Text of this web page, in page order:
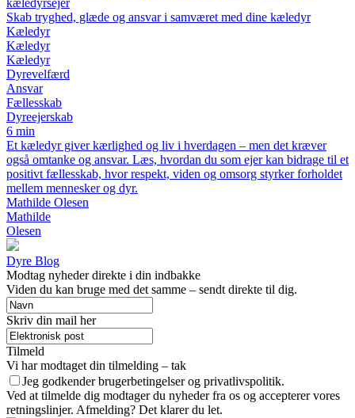
kæledyrsejer
Skab tryghed, glæde og ansvar i samværet med dine kæledyr
Kæledyr
Kæledyr
Kæledyr
Dyrevelfærd
Ansvar
Fællesskab
Dyreejerskab
6 min
Et kæledyr giver kærlighed og liv i hverdagen – men det kræver
også omtanke og ansvar. Læs, hvordan du som ejer kan bidrage til et
positivt fællesskab, hvor respekt, viden og omsorg styrker forholdet
mellem mennesker og dyr.
Mathilde Olesen
Mathilde
Olesen
Dyre Blog
Modtag nyheder direkte i din indbakke
Viden du kan bruge med det samme – sendt direkte til dig.
Skriv din mail her
Tilmeld
Vi har modtaget din tilmelding – tak
Jeg godkender brugerbetingelser og privatlivspolitik.
Ved at tilmelde dig modtager du nyheder fra os og accepterer vores
retningslinjer. Afmelding? Det klarer du let.